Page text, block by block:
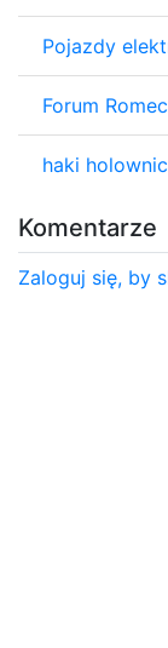
Pojazdy
Forum
haki
Komentarze
Zaloguj się, by